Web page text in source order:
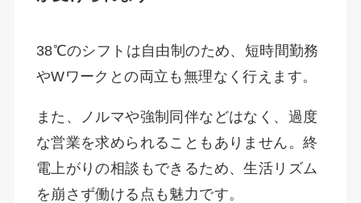
38℃のシフトは自由制のため、短時間勤務
やWワークとの両立も無理なく行えます。
また、ノルマや強制同伴などはなく、過度
な営業を求められることもありません。終
電上がりの相談もできるため、生活リズム
を崩さず働ける点も魅力です。